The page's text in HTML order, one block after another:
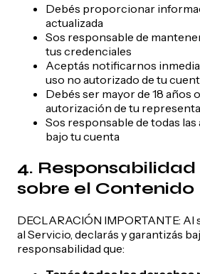
Debés proporcionar
actualizada
Sos responsable de
tus credenciales
Aceptás notificarnos
uso no autorizado de tu
Debés ser mayor de 18 años
autorización de tu
Sos responsable de todas
bajo tu cuenta
4.
sobre el Contenido
DECLARACIÓN IMPORTANTE:
al Servicio, declarás y garantizás
responsabilidad que: